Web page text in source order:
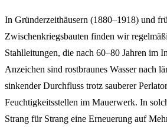
In Gründerzeithäusern (1880–1918) und
Zwischenkriegsbauten finden wir
Stahlleitungen, die nach 60–80 Jahren im
Anzeichen sind rostbraunes Wasser nach
sinkender Durchfluss trotz sauberer
Feuchtigkeitsstellen im Mauerwerk. In
Strang für Strang eine Erneuerung auf